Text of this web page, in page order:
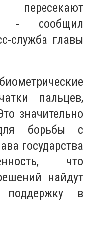
- сообщил
служба главы
пальцев,
значительно
борьбы с
государства
что
найдут
в